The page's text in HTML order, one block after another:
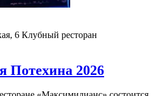
6 Клубный ресторан
Потехина 2026